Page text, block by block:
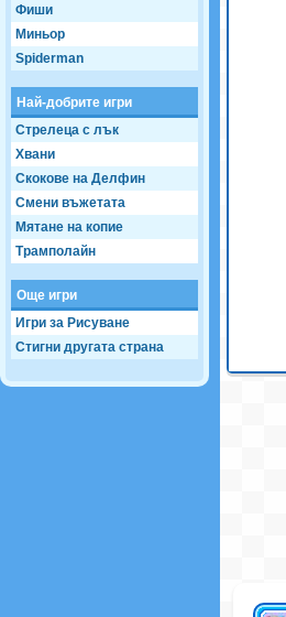
Фиши
Миньор
Spiderman
Най-добрите игри
Стрелеца с лък
Хвани
Скокове на Делфин
Смени въжетата
Мятане на копие
Трамполайн
Още игри
Игри за Рисуване
Стигни другата страна